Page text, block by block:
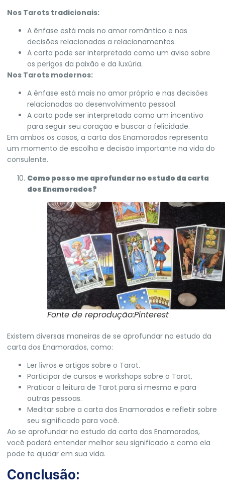
Nos Tarots tradicionais:
A ênfase está mais no amor romântico e nas
decisões relacionadas a relacionamentos.
A carta pode ser interpretada como um aviso sobre
os perigos da paixão e da luxúria.
Nos Tarots modernos:
A ênfase está mais no amor próprio e nas decisões
relacionadas ao desenvolvimento pessoal.
A carta pode ser interpretada como um incentivo
para seguir seu coração e buscar a felicidade.
Em ambos os casos, a carta dos Enamorados representa
um momento de escolha e decisão importante na vida do
consulente.
Como posso me aprofundar no estudo da carta
dos Enamorados?
Fonte de reprodução:Pinterest
Existem diversas maneiras de se aprofundar no estudo da
carta dos Enamorados, como:
Ler livros e artigos sobre o Tarot.
Participar de cursos e workshops sobre o Tarot.
Praticar a leitura de Tarot para si mesmo e para
outras pessoas.
Meditar sobre a carta dos Enamorados e refletir sobre
seu significado para você.
Ao se aprofundar no estudo da carta dos Enamorados,
você poderá entender melhor seu significado e como ela
pode te ajudar em sua vida.
Conclusão: